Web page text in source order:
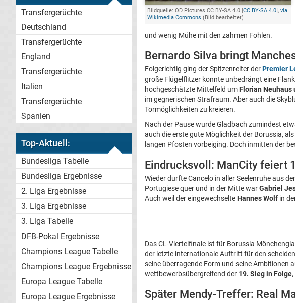
Transfergerüchte
Deutschland
Transfergerüchte
England
Transfergerüchte
Italien
Transfergerüchte
Spanien
Top-Aktuell:
Bundesliga Tabelle
Bundesliga Ergebnisse
2. Liga Ergebnisse
3. Liga Ergebnisse
3. Liga Tabelle
DFB-Pokal Ergebnisse
Champions League Tabelle
Champions League Ergebnisse
Europa League Tabelle
Europa League Ergebnisse
Bildquelle: OD Pictures CC BY-SA 4.0 [CC BY-SA 4.0], via
Wikimedia Commons (Bild bearbeitet)
und wenig Mühe mit den zahmen Fohlen.
Bernardo Silva bringt
Folgerichtig ging der Spitzenreiter derPremier
große Flügelflitzer konnte unbedrängt eine
hochgeschätzte Mittelfeld um Florian Neuhaus
im gegnerischen Strafraum. Aber auch die
Tormöglichkeiten zu kreieren.
Nach der Pause wurde Gladbach zumindest
auch die erste gute Möglichkeit der Borussia,
langen Pfosten vorbeiging. Doch inmitten der
Eindrucksvoll: ManCity feiert
Wieder durfte Cancelo in aller Seelenruhe aus
Portugiese quer und in der Mitte warGabriel
Auch weil der eingewechselte Hannes Wolf in
Das CL-Viertelfinale ist für Borussia
der letzte internationale Auftritt für den
seine überragende Form und seine Ambitionen
wettbewerbsübergreifend der 19. Sieg in Folge
Später Mendy-Treffer: Real